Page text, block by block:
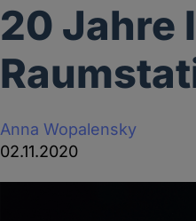
20 Jahre
Anna Wopalensky
02.11.2020